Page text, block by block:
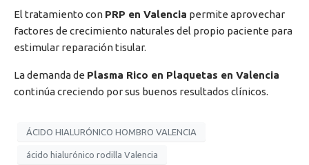
El tratamiento con PRP en Valencia permite aprovechar
factores de crecimiento naturales del propio paciente para
estimular reparación tisular.
La demanda de Plasma Rico en Plaquetas en Valencia
continúa creciendo por sus buenos resultados clínicos.
ÁCIDO HIALURÓNICO HOMBRO VALENCIA
ácido hialurónico rodilla Valencia